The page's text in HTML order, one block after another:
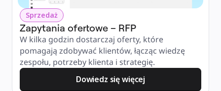
Sprzedaż
Zapytania ofertowe – RFP
W kilka godzin dostarczaj oferty, które
pomagają zdobywać klientów, łącząc wiedzę
zespołu, potrzeby klienta i strategię.
Dowiedz się więcej